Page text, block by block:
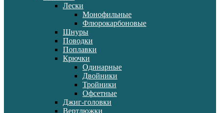
Лески
Монофильные
Флюрокарбоновые
Шнуры
Поводки
Поплавки
Крючки
Одинарные
Двойники
Тройники
Офсетные
Джиг-головки
Вертлюжки